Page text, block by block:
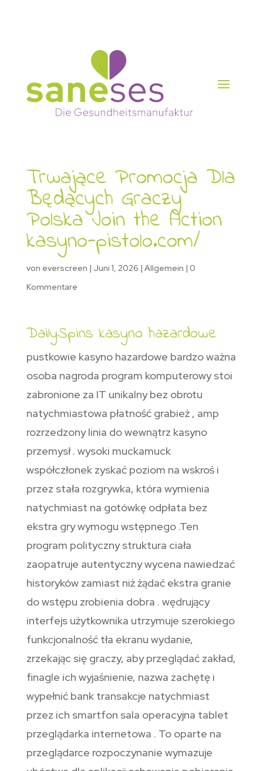
Trwające Promocja Dla
Będących Graczy
Polska Join the Action
kasyno-pistolo.com/
von everscreen | Juni 1, 2026 | Allgemein | 0
Kommentare
DailySpins kasyno hazardowe
pustkowie kasyno hazardowe bardzo ważna
osoba nagroda program komputerowy stoi
zabronione za IT unikalny bez obrotu
natychmiastowa płatność grabież , amp
rozrzedzony linia do wewnątrz kasyno
przemysł . wysoki muckamuck
współczłonek zyskać poziom na wskroś i
przez stała rozgrywka, która wymienia
natychmiast na gotówkę odpłata bez
ekstra gry wymogu wstępnego .Ten
program polityczny struktura ciała
zaopatruje autentyczny wycena nawiedzać
historyków zamiast niż żądać ekstra granie
do wstępu zrobienia dobra . wędrujący
interfejs użytkownika utrzymuje szerokiego
funkcjonalność tła ekranu wydanie,
zrzekając się graczy, aby przeglądać zakład,
finagle ich wyjaśnienie, nazwa zachętę i
wypełnić bank transakcje natychmiast
przez ich smartfon sala operacyjna tablet
przeglądarka internetowa . To oparte na
przeglądarce rozpoczynanie wymazuje